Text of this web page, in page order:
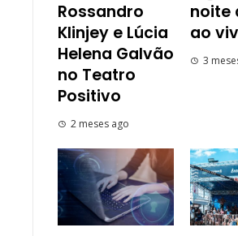
Rossandro
Klinjey e Lúcia
Helena Galvão
no Teatro
Positivo
2 meses ago
noite
ao
3